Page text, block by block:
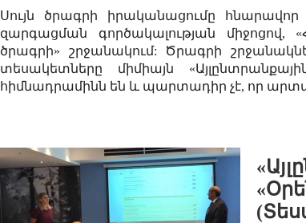
Սույն ծրագրի իրականացումը
զարգացման գործակալության
ծրագրի» շրջանակում: Ծրագրի
տեսակետները միմիայն
հիմնադրամինն են և պարտադիր չէ, որ